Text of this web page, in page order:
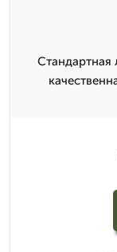
Стандартная